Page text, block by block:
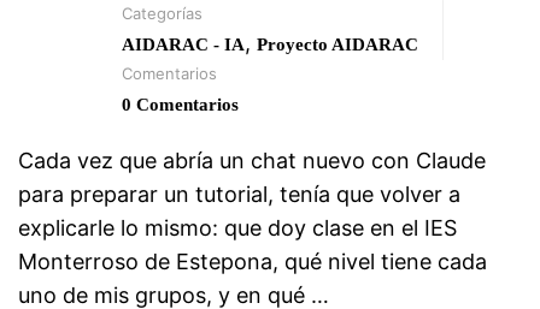
Categorías
AIDARAC - IA, Proyecto AIDARAC
Comentarios
0 Comentarios
Cada vez que abría un chat nuevo con Claude
para preparar un tutorial, tenía que volver a
explicarle lo mismo: que doy clase en el IES
Monterroso de Estepona, qué nivel tiene cada
uno de mis grupos, y en qué …